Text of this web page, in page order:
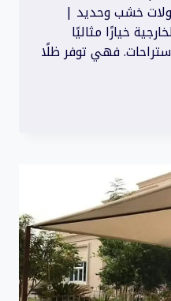
خشب وحديد |
خيارًا مثاليًا
فهي توفر ظلًا